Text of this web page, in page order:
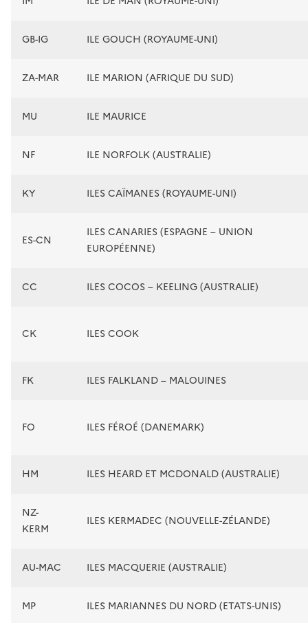
GB-IG ILE GOUCH (ROYAUME-UNI)
ZA-MAR ILE MARION (AFRIQUE DU SUD)
MU ILE MAURICE
NF ILE NORFOLK (AUSTRALIE)
KY ILES CAÏMANES (ROYAUME-UNI)
ES-CN
ILES CANARIES (ESPAGNE – UNION
EUROPÉENNE)
CC ILES COCOS – KEELING (AUSTRALIE)
CK ILES COOK
FK ILES FALKLAND – MALOUINES
FO ILES FÉROÉ (DANEMARK)
HM ILES HEARD ET MCDONALD (AUSTRALIE)
NZ-
KERM
ILES KERMADEC (NOUVELLE-ZÉLANDE)
AU-MAC ILES MACQUERIE (AUSTRALIE)
MP ILES MARIANNES DU NORD (ETATS-UNIS)